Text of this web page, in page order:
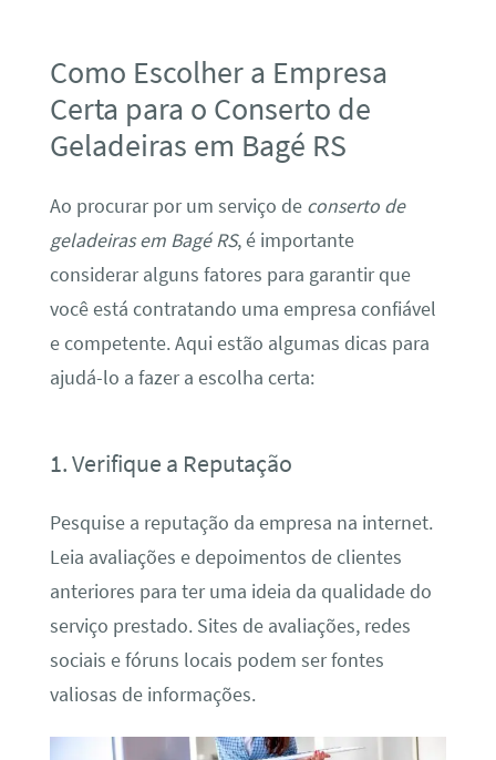
Como Escolher a Empresa
Certa para o Conserto de
Geladeiras em Bagé RS
Ao procurar por um serviço de conserto de
geladeiras em Bagé RS, é importante
considerar alguns fatores para garantir que
você está contratando uma empresa confiável
e competente. Aqui estão algumas dicas para
ajudá-lo a fazer a escolha certa:
1. Verifique a Reputação
Pesquise a reputação da empresa na internet.
Leia avaliações e depoimentos de clientes
anteriores para ter uma ideia da qualidade do
serviço prestado. Sites de avaliações, redes
sociais e fóruns locais podem ser fontes
valiosas de informações.